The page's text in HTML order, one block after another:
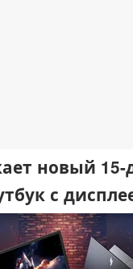
новый
с